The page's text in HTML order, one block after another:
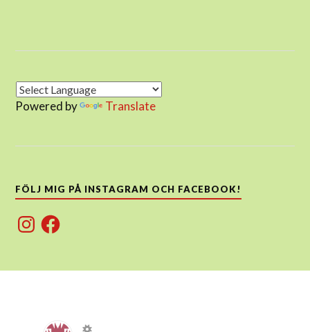
Powered by Translate
FÖLJ MIG PÅ INSTAGRAM OCH FACEBOOK!
InstagramFacebook